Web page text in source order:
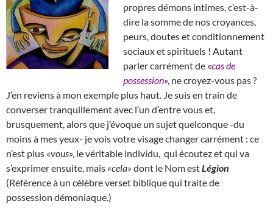
propres démons intimes, c’est-à-
dire la somme de nos croyances,
peurs, doutes et conditionnement
sociaux et spirituels ! Autant
parler carrément de «cas de
possession», ne croyez-vous pas ?
J’en reviens à mon exemple plus haut. Je suis en train de
converser tranquillement avec l’un d’entre vous et,
brusquement, alors que j’évoque un sujet quelconque -du
moins à mes yeux- je vois votre visage changer carrément : ce
n’est plus «vous», le véritable individu, qui écoutez et qui va
s’exprimer ensuite, mais «cela» dont le Nom estLégion
(Référence à un célèbre verset biblique qui traite de
possession démoniaque.)